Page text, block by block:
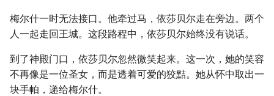
梅尔什一时无法接口。他牵过马，依莎贝尔走在旁边。两个
人一起走回王城。这段路程中，依莎贝尔始终没有说话。
到了神殿门口，依莎贝尔忽然微笑起来。这一次，她的笑容
不再像是一位圣女，而是透着可爱的狡黠。她从怀中取出一
块手帕，递给梅尔什。